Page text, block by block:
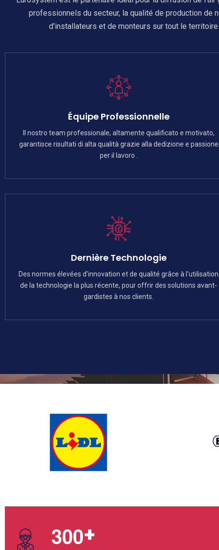
professionnels du secteur, la qualité de production de
d'installateurs et de monteurs sur tout le
Équipe Professionnelle
Il nostro team professionale, altamente qualificato e motivato,
garantisce risultati di alta qualità grazie alla dedizione e passione
per il lavoro .
Dernière Technologie
Des normes élevées d'innovation et de qualité grâce à l'utilisation
de la technologie la plus récente, pour offrir des solutions avant-
gardistes à nos clients.
300+